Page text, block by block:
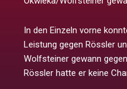
In den Einzeln vorne
Leistung gegen Rössler
Wolfsteiner gewann
Rössler hatte er keine